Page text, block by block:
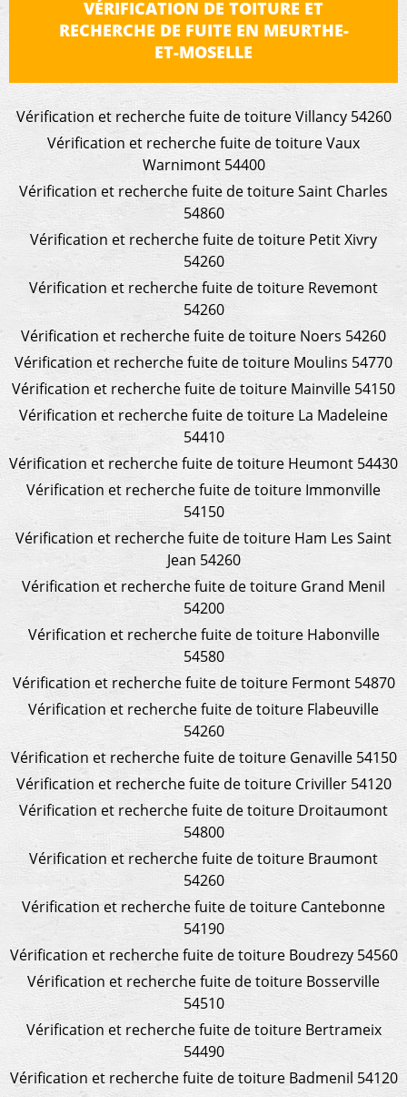
VÉRIFICATION DE TOITURE ET
RECHERCHE DE FUITE EN MEURTHE-
ET-MOSELLE
Vérification et recherche fuite de toiture Villancy 54260
Vérification et recherche fuite de toiture Vaux
Warnimont 54400
Vérification et recherche fuite de toiture Saint Charles
54860
Vérification et recherche fuite de toiture Petit Xivry
54260
Vérification et recherche fuite de toiture Revemont
54260
Vérification et recherche fuite de toiture Noers 54260
Vérification et recherche fuite de toiture Moulins 54770
Vérification et recherche fuite de toiture Mainville 54150
Vérification et recherche fuite de toiture La Madeleine
54410
Vérification et recherche fuite de toiture Heumont 54430
Vérification et recherche fuite de toiture Immonville
54150
Vérification et recherche fuite de toiture Ham Les Saint
Jean 54260
Vérification et recherche fuite de toiture Grand Menil
54200
Vérification et recherche fuite de toiture Habonville
54580
Vérification et recherche fuite de toiture Fermont 54870
Vérification et recherche fuite de toiture Flabeuville
54260
Vérification et recherche fuite de toiture Genaville 54150
Vérification et recherche fuite de toiture Criviller 54120
Vérification et recherche fuite de toiture Droitaumont
54800
Vérification et recherche fuite de toiture Braumont
54260
Vérification et recherche fuite de toiture Cantebonne
54190
Vérification et recherche fuite de toiture Boudrezy 54560
Vérification et recherche fuite de toiture Bosserville
54510
Vérification et recherche fuite de toiture Bertrameix
54490
Vérification et recherche fuite de toiture Badmenil 54120